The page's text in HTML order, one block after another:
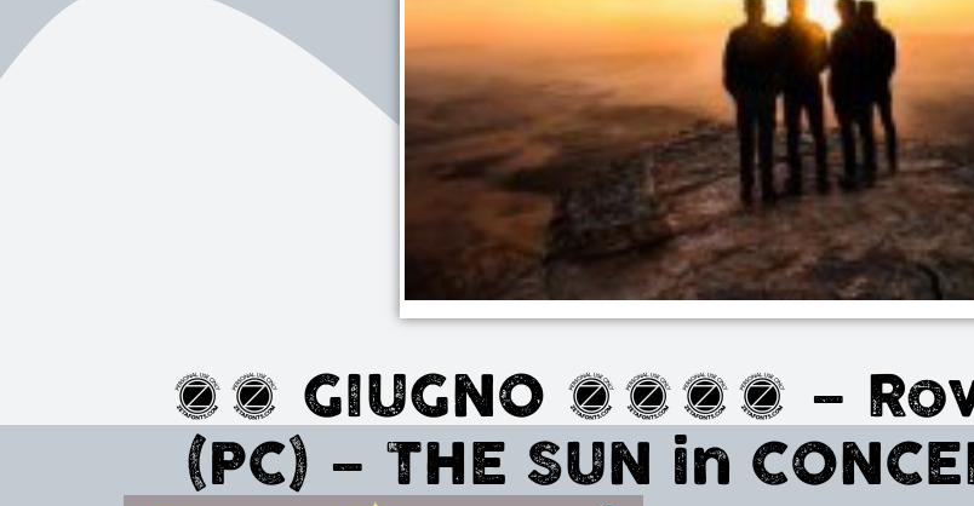
27 GIUGNO 2015 –
(PC) – THE SUN in